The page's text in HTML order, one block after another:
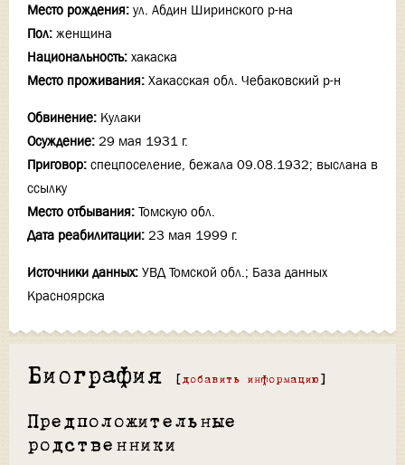
Место рождения: ул. Абдин Ширинского р-на
Пол: женщина
Национальность: хакаска
Место проживания: Хакасская обл. Чебаковский р-н
Обвинение: Кулаки
Осуждение: 29 мая 1931 г.
Приговор: спецпоселение, бежала 09.08.1932; выслана в
ссылку
Место отбывания: Томскую обл.
Дата реабилитации: 23 мая 1999 г.
Источники данных: УВД Томской обл.; База данных
Красноярска
Биография [ добавить информацию ]
Предположительные
родственники